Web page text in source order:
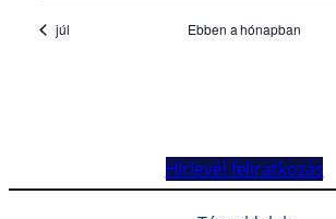
Hírlevél feliratkozás